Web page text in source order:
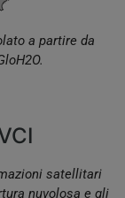
a partire da
satellitari
nuvolosa e gli